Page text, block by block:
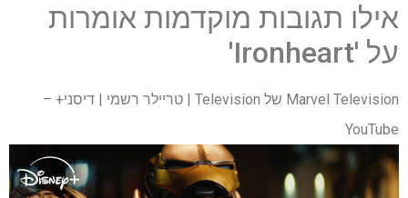
אילו תגובות מוקדמות אומרות
על 'Ironheart'
Marvel Television של Television | טריילר רשמי | דיסני+ –
YouTube